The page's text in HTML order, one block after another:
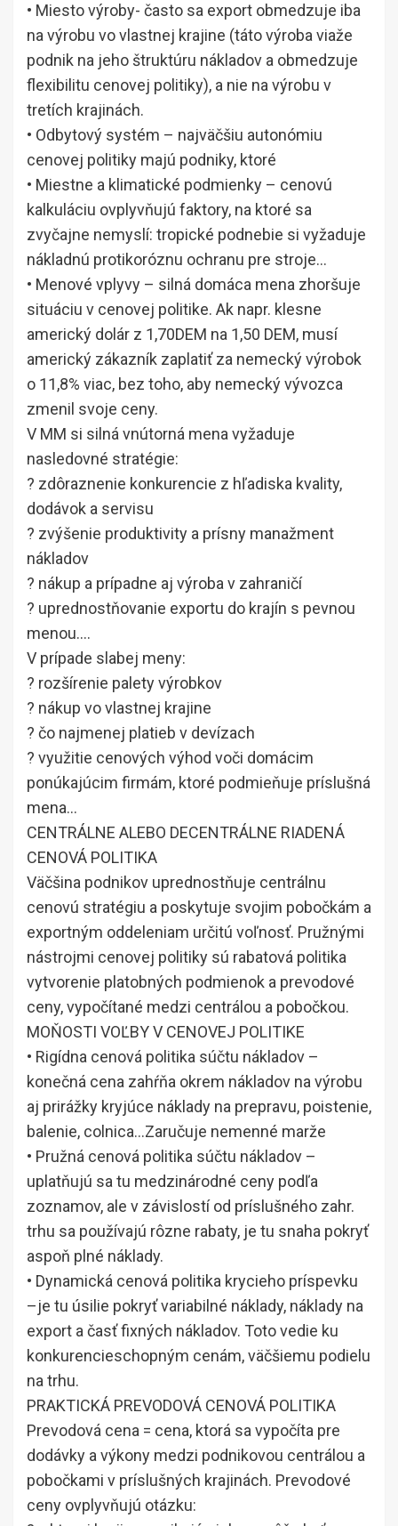
• Miesto výroby- často sa export obmedzuje iba
na výrobu vo vlastnej krajine (táto výroba viaže
podnik na jeho štruktúru nákladov a obmedzuje
flexibilitu cenovej politiky), a nie na výrobu v
tretích krajinách.
• Odbytový systém – najväčšiu autonómiu
cenovej politiky majú podniky, ktoré
• Miestne a klimatické podmienky – cenovú
kalkuláciu ovplyvňujú faktory, na ktoré sa
zvyčajne nemyslí: tropické podnebie si vyžaduje
nákladnú protikoróznu ochranu pre stroje…
• Menové vplyvy – silná domáca mena zhoršuje
situáciu v cenovej politike. Ak napr. klesne
americký dolár z 1,70DEM na 1,50 DEM, musí
americký zákazník zaplatiť za nemecký výrobok
o 11,8% viac, bez toho, aby nemecký vývozca
zmenil svoje ceny.
V MM si silná vnútorná mena vyžaduje
nasledovné stratégie:
? zdôraznenie konkurencie z hľadiska kvality,
dodávok a servisu
? zvýšenie produktivity a prísny manažment
nákladov
? nákup a prípadne aj výroba v zahraničí
? uprednostňovanie exportu do krajín s pevnou
menou….
V prípade slabej meny:
? rozšírenie palety výrobkov
? nákup vo vlastnej krajine
? čo najmenej platieb v devízach
? využitie cenových výhod voči domácim
ponúkajúcim firmám, ktoré podmieňuje príslušná
mena…
CENTRÁLNE ALEBO DECENTRÁLNE RIADENÁ
CENOVÁ POLITIKA
Väčšina podnikov uprednostňuje centrálnu
cenovú stratégiu a poskytuje svojim pobočkám a
exportným oddeleniam určitú voľnosť. Pružnými
nástrojmi cenovej politiky sú rabatová politika
vytvorenie platobných podmienok a prevodové
ceny, vypočítané medzi centrálou a pobočkou.
MOŇOSTI VOĽBY V CENOVEJ POLITIKE
• Rigídna cenová politika súčtu nákladov –
konečná cena zahŕňa okrem nákladov na výrobu
aj prirážky kryjúce náklady na prepravu, poistenie,
balenie, colnica…Zaručuje nemenné marže
• Pružná cenová politika súčtu nákladov –
uplatňujú sa tu medzinárodné ceny podľa
zoznamov, ale v závislostí od príslušného zahr.
trhu sa používajú rôzne rabaty, je tu snaha pokryť
aspoň plné náklady.
• Dynamická cenová politika krycieho príspevku
–je tu úsilie pokryť variabilné náklady, náklady na
export a časť fixných nákladov. Toto vedie ku
konkurencieschopným cenám, väčšiemu podielu
na trhu.
PRAKTICKÁ PREVODOVÁ CENOVÁ POLITIKA
Prevodová cena = cena, ktorá sa vypočíta pre
dodávky a výkony medzi podnikovou centrálou a
pobočkami v príslušných krajinách. Prevodové
ceny ovplyvňujú otázku: